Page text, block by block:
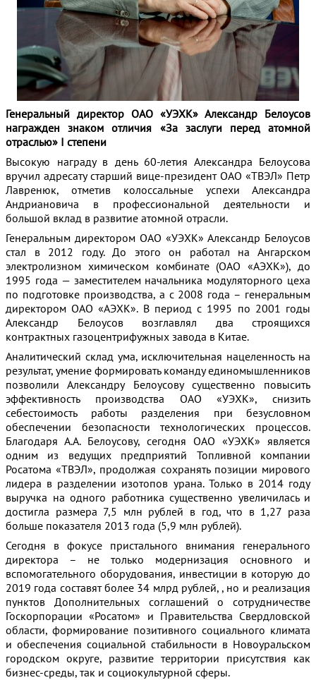
Генеральный директор ОАО «УЭХК» Александр Белоусов
награжден знаком отличия «За заслуги перед атомной
отраслью» I степени
Высокую награду в день 60-летия Александра Белоусова
вручил адресату старший вице-президент ОАО «ТВЭЛ» Петр
Лавренюк, отметив колоссальные успехи Александра
Андриановича в профессиональной деятельности и
большой вклад в развитие атомной отрасли.
Генеральным директором ОАО «УЭХК» Александр Белоусов
стал в 2012 году. До этого он работал на Ангарском
электролизном химическом комбинате (ОАО «АЭХК»), до
1995 года — заместителем начальника модуляторного цеха
по подготовке производства, а с 2008 года – генеральным
директором ОАО «АЭХК». В период с 1995 по 2001 годы
Александр Белоусов возглавлял два строящихся
контрактных газоцентрифужных завода в Китае.
Аналитический склад ума, исключительная нацеленность на
результат, умение формировать команду единомышленников
позволили Александру Белоусову существенно повысить
эффективность производства ОАО «УЭХК», снизить
себестоимость работы разделения при безусловном
обеспечении безопасности технологических процессов.
Благодаря А.А. Белоусову, сегодня ОАО «УЭХК» является
одним из ведущих предприятий Топливной компании
Росатома «ТВЭЛ», продолжая сохранять позиции мирового
лидера в разделении изотопов урана. Только в 2014 году
выручка на одного работника существенно увеличилась и
достигла размера 7,5 млн рублей в год, что в 1,27 раза
больше показателя 2013 года (5,9 млн рублей).
Сегодня в фокусе пристального внимания генерального
директора – не только модернизация основного и
вспомогательного оборудования, инвестиции в которую до
2019 года составят более 34 млрд рублей, , но и реализация
пунктов Дополнительных соглашений о сотрудничестве
Госкорпорации «Росатом» и Правительства Свердловской
области, формирование позитивного социального климата
и обеспечения социальной стабильности в Новоуральском
городском округе, развитие территории присутствия как
бизнес-среды, так и социокультурной сферы.